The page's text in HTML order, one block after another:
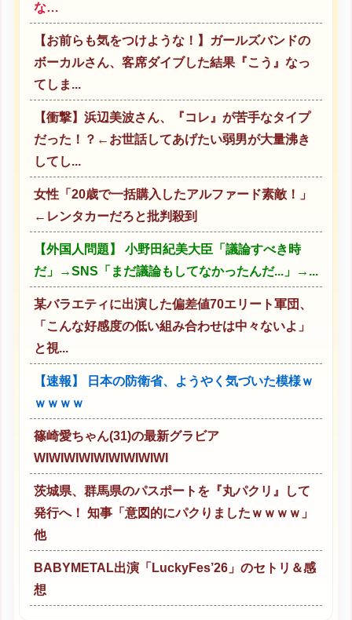
な…
【お前らも気をつけような！】ガールズバンドの
ボーカルさん、客席ダイブした結果『こう』なっ
てしま...
【衝撃】浜辺美波さん、『コレ』が苦手なタイプ
だった！？←お世話してあげたい弱男が大量沸き
してし...
女性「20歳で一括購入したアルファード素敵！」
←レンタカーだろと批判殺到
【外国人問題】 小野田紀美大臣「議論すべき時
だ」→SNS「まだ議論もしてなかったんだ...」→...
某バラエティに出演した偏差値70エリート軍団、
「こんな好感度の低い組み合わせは中々ないよ」
と視...
【速報】 日本の防衛省、ようやく気づいた模様ｗ
ｗｗｗｗ
篠崎愛ちゃん(31)の最新グラビア
WIWIWIWIWIWIWIWIWI
茨城県、群馬県のパスポートを『丸パクリ』して
発行へ！ 知事「意図的にパクりましたｗｗｗｗ」
他
BABYMETAL出演「LuckyFes’26」のセトリ＆感
想